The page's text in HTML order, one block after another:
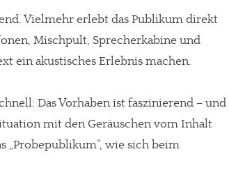
Vielmehr erlebt das Publikum direkt
Mischpult, Sprecherkabine und
ein akustisches Erlebnis machen.
Das Vorhaben ist faszinierend – und
mit den Geräuschen vom Inhalt
„Probepublikum“, wie sich beim